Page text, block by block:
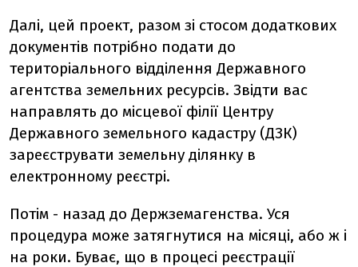
Далі, цей проект, разом зі стосом додаткових
документів потрібно подати до
територіального відділення Державного
агентства земельних ресурсів. Звідти вас
направлять до місцевої філії Центру
Державного земельного кадастру (ДЗК)
зареєструвати земельну ділянку в
електронному реєстрі.
Потім - назад до Держземагенства. Уся
процедура може затягнутися на місяці, або ж і
на роки. Буває, що в процесі реєстрації